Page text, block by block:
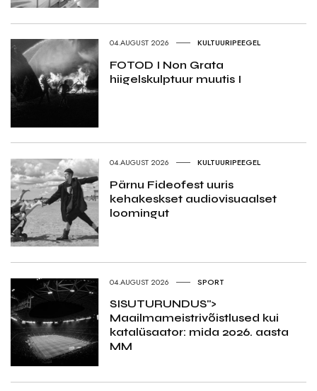
04.AUGUST 2026 KULTUURIPEEGEL
FOTOD I Non Grata
hiigelskulptuur muutis I
04.AUGUST 2026 KULTUURIPEEGEL
Pärnu Fideofest uuris
kehakeskset audiovisuaalset
loomingut
04.AUGUST 2026 SPORT
SISUTURUNDUS">
Maailmameistrivõistlused kui
katalüsaator: mida 2026. aasta
MM